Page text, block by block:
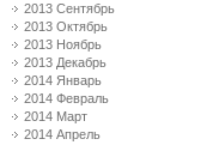
2013 Сентябрь
2013 Октябрь
2013 Ноябрь
2013 Декабрь
2014 Январь
2014 Февраль
2014 Март
2014 Апрель